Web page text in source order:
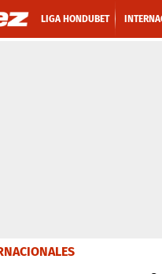
LIGA HONDUBET